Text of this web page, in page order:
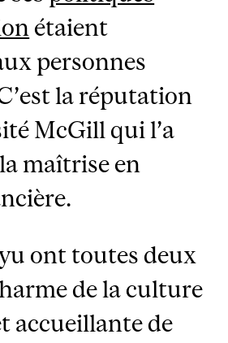
étaient
personnes
la réputation
McGill qui l’a
maîtrise en
ont toutes deux
de la culture
accueillante de